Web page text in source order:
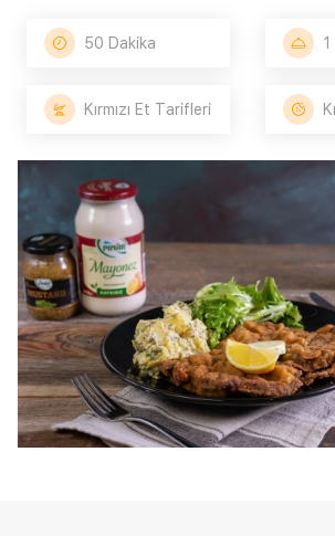
50 Dakika 1
Kırmızı Et Tarifleri